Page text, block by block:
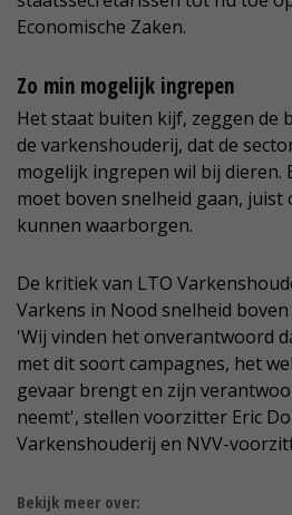
Economische Zaken.
Zo min mogelijk ingrepen
Het staat buiten kijf, zeggen de
de varkenshouderij, dat de
mogelijk ingrepen wil bij dieren.
moet boven snelheid gaan, juist
kunnen waarborgen.
De kritiek van LTO
Varkens in Nood snelheid
'Wij vinden het onverantwoord
met dit soort campagnes, het
gevaar brengt en zijn
neemt', stellen voorzitter Eric
Varkenshouderij en NVV-
Bekijk meer over: